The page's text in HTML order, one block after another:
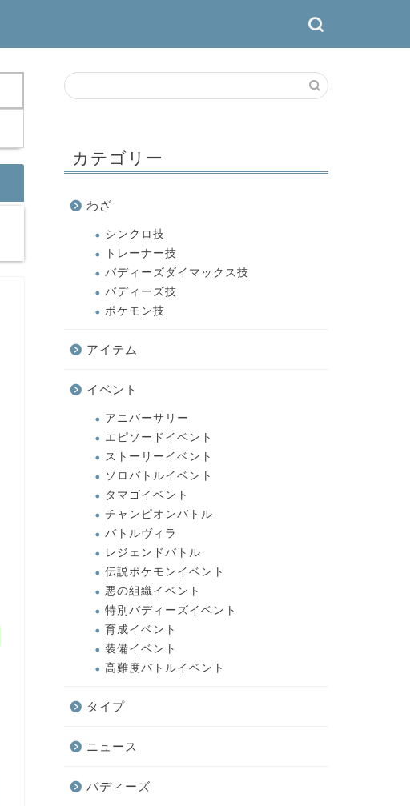
カテゴリー
わざ
シンクロ技
トレーナー技
バディーズダイマックス技
バディーズ技
ポケモン技
アイテム
イベント
アニバーサリー
エピソードイベント
ストーリーイベント
ソロバトルイベント
タマゴイベント
チャンピオンバトル
バトルヴィラ
レジェンドバトル
伝説ポケモンイベント
悪の組織イベント
特別バディーズイベント
育成イベント
装備イベント
高難度バトルイベント
タイプ
ニュース
バディーズ